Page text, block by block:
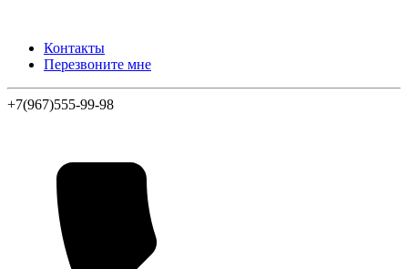
Контакты
Перезвоните мне
+7(967)555-99-98